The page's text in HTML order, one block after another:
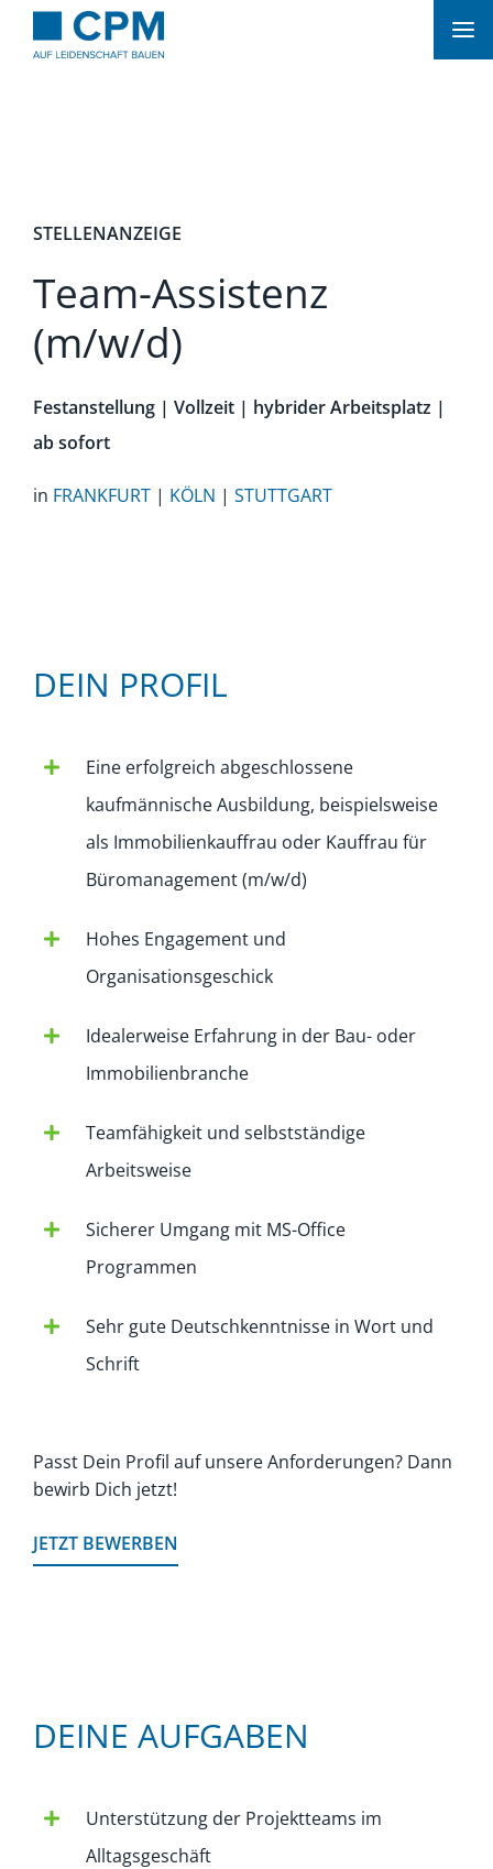
Zum
Inhalt
STELLENANZEIGE
Team-Assistenz
(m/w/d)
Festanstellung | Vollzeit | hybrider Arbeitsplatz |
ab sofort
in FRANKFURT| KÖLN | STUTTGART
DEIN PROFIL
Eine erfolgreich abgeschlossene
kaufmännische Ausbildung, beispielsweise
als Immobilienkauffrau oder Kauffrau für
Büromanagement (m/w/d)
Hohes Engagement und
Organisationsgeschick
Idealerweise Erfahrung in der Bau- oder
Immobilienbranche
Teamfähigkeit und selbstständige
Arbeitsweise
Sicherer Umgang mit MS-Office
Programmen
Sehr gute Deutschkenntnisse in Wort und
Schrift
Passt Dein Profil auf unsere Anforderungen? Dann
bewirb Dich jetzt!
JETZT BEWERBEN
DEINE AUFGABEN
Unterstützung der Projektteams im
Alltagsgeschäft